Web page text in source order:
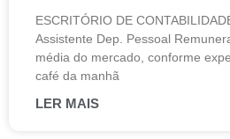
ESCRITÓRIO DE
Assistente Dep. Pessoal
média do mercado, conforme
café da manhã
LER MAIS